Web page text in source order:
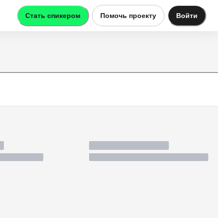
Стать спикером Помочь проекту Войти